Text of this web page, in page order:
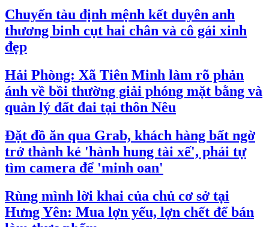
Chuyến tàu định mệnh kết duyên anh
thương binh cụt hai chân và cô gái xinh
đẹp
Hải Phòng: Xã Tiên Minh làm rõ phản
ánh về bồi thường giải phóng mặt bằng và
quản lý đất đai tại thôn Nêu
Đặt đồ ăn qua Grab, khách hàng bất ngờ
trở thành kẻ 'hành hung tài xế', phải tự
tìm camera để 'minh oan'
Rùng mình lời khai của chủ cơ sở tại
Hưng Yên: Mua lợn yếu, lợn chết để bán